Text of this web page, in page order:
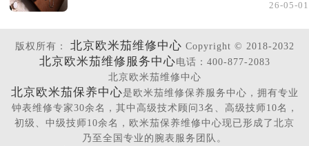
26-05-01
版权所有： 北京欧米茄维修中心 Copyright © 2018-2032
北京欧米茄维修服务中心电话：400-877-2083
北京欧米茄维修中心
北京欧米茄保养中心是欧米茄维修保养服务中心，拥有专业
钟表维修专家30余名，其中高级技术顾问3名、高级技师10名，
初级、中级技师10余名，欧米茄保养维修中心现已形成了北京
乃至全国专业的腕表服务团队。